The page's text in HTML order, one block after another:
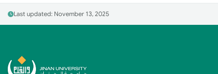
Last updated: November 13, 2025